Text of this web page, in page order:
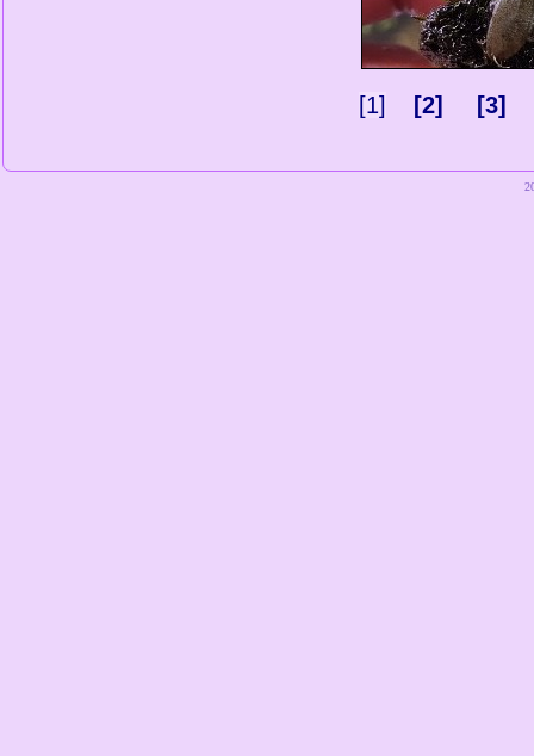
[1] [2] [3]